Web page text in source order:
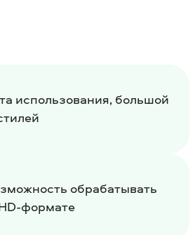
использования, большой
обрабатывать
формате